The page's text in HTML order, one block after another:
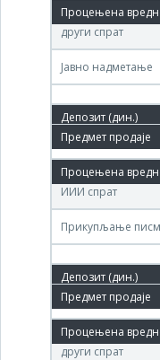
Агенција за
други спрат
Јавно надметање
09. јун.'08.
Агенција за
ИИИ спрат
Прикупљање
02. јун.'08.
Агенција за
други спрат